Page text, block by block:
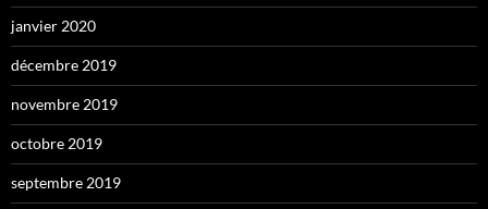
janvier 2020
décembre 2019
novembre 2019
octobre 2019
septembre 2019